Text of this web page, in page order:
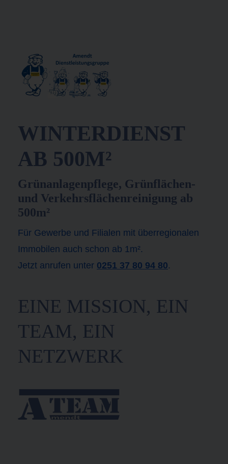
WINTERDIENST
AB 500M²
Grünanlagenpflege, Grünflächen-
und Verkehrsflächenreinigung ab
500m²
Für Gewerbe und Filialen mit überregionalen
Immobilen auch schon ab 1m².
Jetzt anrufen unter 0251 37 80 94 80.
EINE MISSION, EIN
TEAM, EIN
NETZWERK